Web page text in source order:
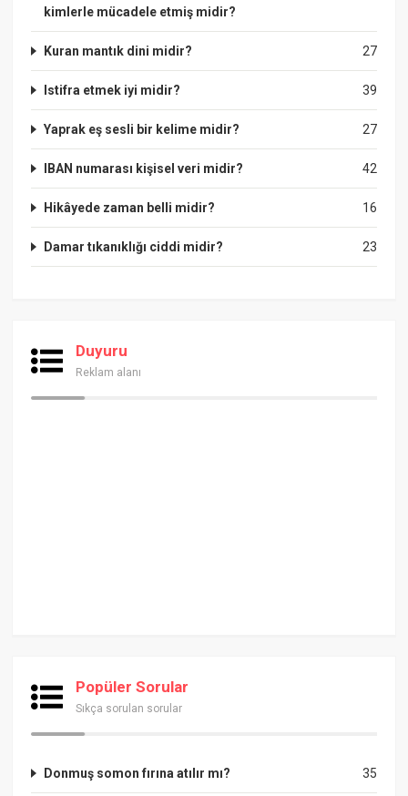
kimlerle mücadele etmiş midir?
27
Kuran mantık dini midir?
39
Istifra etmek iyi midir?
27
Yaprak eş sesli bir kelime midir?
42
IBAN numarası kişisel veri midir?
16
Hikâyede zaman belli midir?
23
Damar tıkanıklığı ciddi midir?
Duyuru
Reklam alanı
Popüler Sorular
Sıkça sorulan sorular
35
Donmuş somon fırına atılır mı?